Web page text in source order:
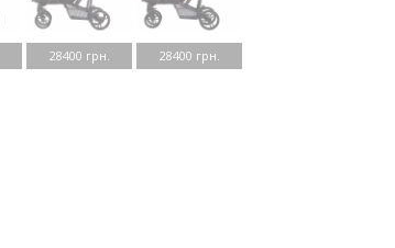
28400 грн. 28400 грн.